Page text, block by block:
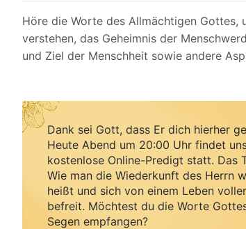
Höre die Worte des Allmächtigen Gottes,
verstehen, das Geheimnis der
und Ziel der Menschheit sowie andere
Dank sei Gott, dass Er dich hierher
Heute Abend um 20:00 Uhr findet
kostenlose Online-Predigt statt. Das
Wie man die Wiederkunft des Herrn
heißt und sich von einem Leben
befreit. Möchtest du die Worte
Segen empfangen?